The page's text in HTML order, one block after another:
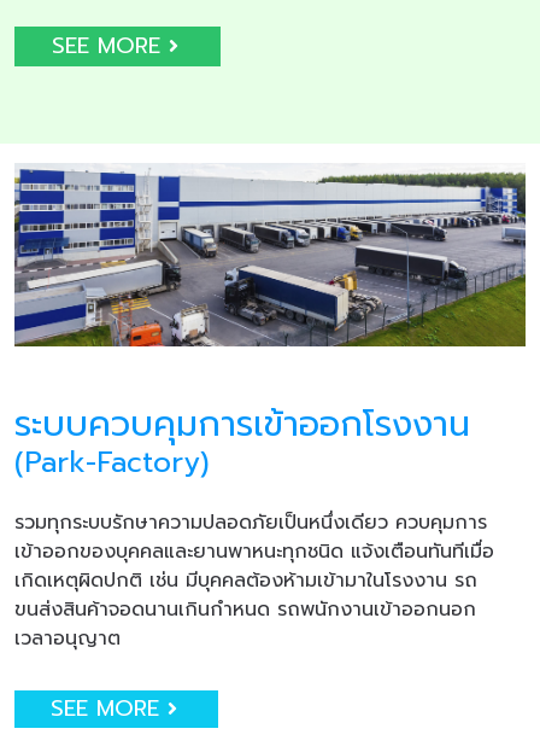
SEE MORE
ระบบควบคุมการเข้าออกโรงงาน
(Park-Factory)
รวมทุกระบบรักษาความปลอดภัยเป็นหนึ่งเดียว ควบคุมการ
เข้าออกของบุคคลและยานพาหนะทุกชนิด แจ้งเตือนทันทีเมื่อ
เกิดเหตุผิดปกติ เช่น มีบุคคลต้องห้ามเข้ามาในโรงงาน รถ
ขนส่งสินค้าจอดนานเกินกำหนด รถพนักงานเข้าออกนอก
เวลาอนุญาต
SEE MORE